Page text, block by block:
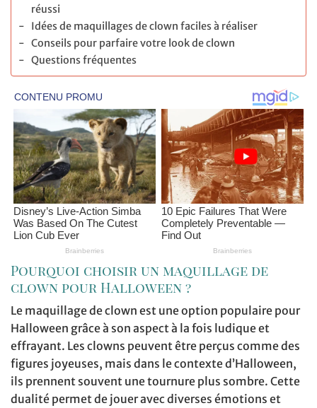
réussi
Idées de maquillages de clown faciles à réaliser
Conseils pour parfaire votre look de clown
Questions fréquentes
Pourquoi choisir un maquillage de
clown pour Halloween ?
Le maquillage de clown est une option populaire pour
Halloween grâce à son aspect à la fois ludique et
effrayant. Les clowns peuvent être perçus comme des
figures joyeuses, mais dans le contexte d’Halloween,
ils prennent souvent une tournure plus sombre. Cette
dualité permet de jouer avec diverses émotions et